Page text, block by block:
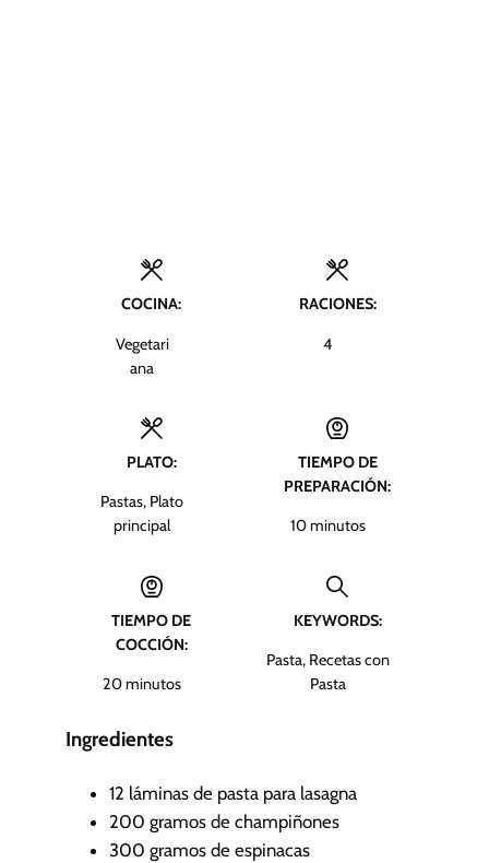
COCINA:
Vegetari
ana
RACIONES:
4
PLATO:
Pastas, Plato
principal
TIEMPO DE
PREPARACIÓN:
10m
t
s
minutos
TIEMPO DE
COCCIÓN:
20m
n
o
s
minutos
KEYWORDS:
Pasta, Recetas con
Pasta
Ingredientes
12 láminas de pasta para lasagna
200 gramos de champiñones
300 gramos de espinacas